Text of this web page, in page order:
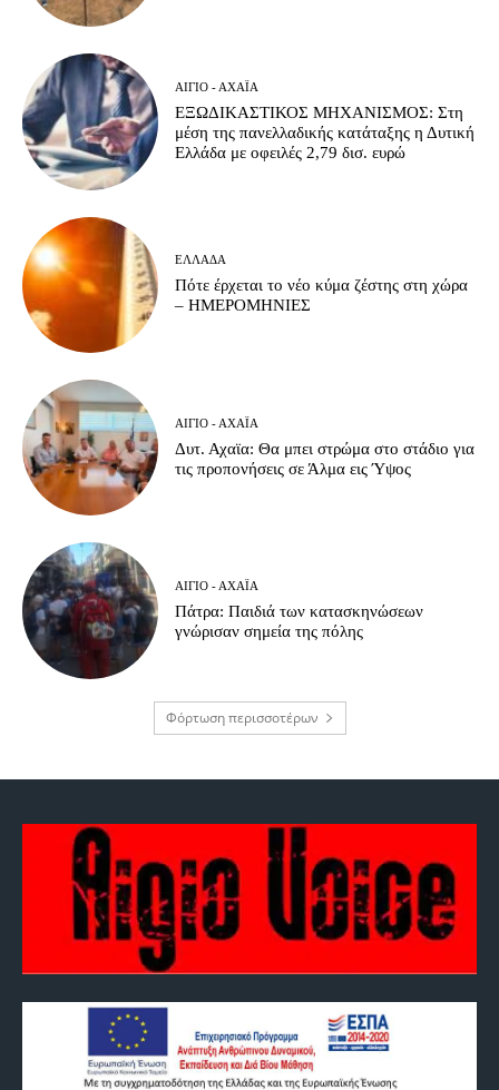
ΑΊΓΙΟ - ΑΧΑΪ́Α
ΕΞΩΔΙΚΑΣΤΙΚΟΣ ΜΗΧΑΝΙΣΜΟΣ: Στη
μέση της πανελλαδικής κατάταξης η Δυτική
Ελλάδα με οφειλές 2,79 δισ. ευρώ
ΕΛΛΆΔΑ
Πότε έρχεται το νέο κύμα ζέστης στη χώρα
– ΗΜΕΡΟΜΗΝΙΕΣ
ΑΊΓΙΟ - ΑΧΑΪ́Α
Δυτ. Αχαϊα: Θα μπει στρώμα στο στάδιο για
τις προπονήσεις σε Άλμα εις Ύψος
ΑΊΓΙΟ - ΑΧΑΪ́Α
Πάτρα: Παιδιά των κατασκηνώσεων
γνώρισαν σημεία της πόλης
Φόρτωση περισσοτέρων